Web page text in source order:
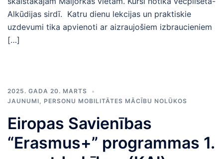
Alkūdijas sirdī. Katru dienu lekcijas un praktiskie
uzdevumi tika apvienoti ar aizraujošiem izbraucieniem
[…]
2025. GADA 20. MARTS
JAUNUMI, PERSONU MOBILITĀTES MĀCĪBU NOLŪKOS
Eiropas Savienības
“Erasmus+” programmas 1.